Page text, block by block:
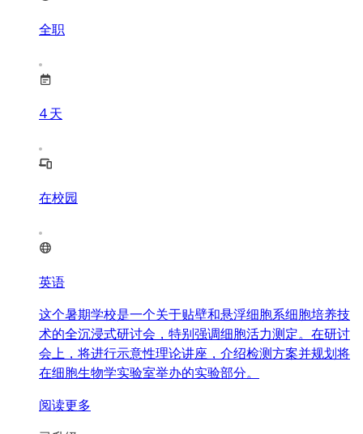
全职
4 天
在校园
英语
这个暑期学校是一个关于贴壁和悬浮细胞系细胞培养技
术的全沉浸式研讨会，特别强调细胞活力测定。在研讨
会上，将进行示意性理论讲座，介绍检测方案并规划将
在细胞生物学实验室举办的实验部分。
阅读更多